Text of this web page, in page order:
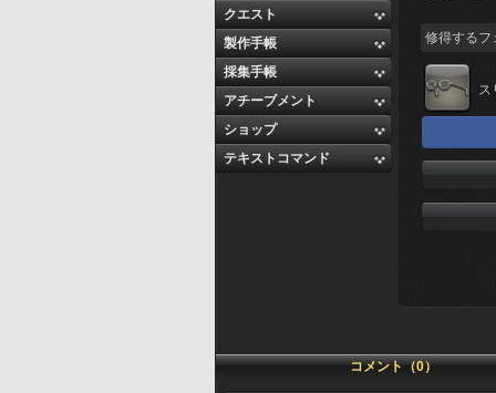
クエスト
製作手帳
採集手帳
アチーブメント
ショップ
テキストコマンド
修得するフ
ス
コメント（0）